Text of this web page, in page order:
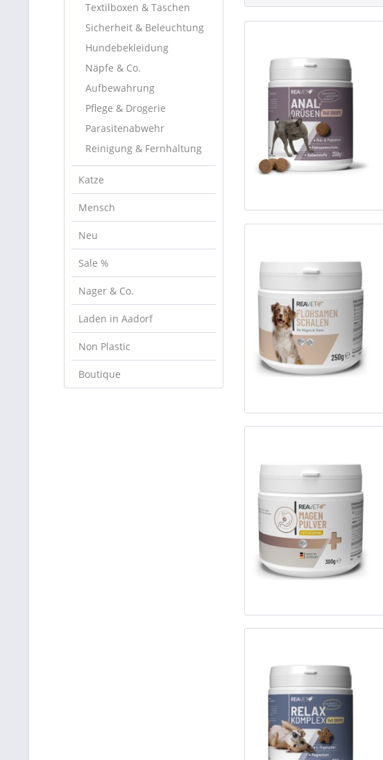
Textilboxen & Taschen
Sicherheit & Beleuchtung
Hundebekleidung
Näpfe & Co.
Aufbewahrung
Pflege & Drogerie
Parasitenabwehr
Reinigung & Fernhaltung
Katze
Mensch
Neu
Sale %
Nager & Co.
Laden in Aadorf
Non Plastic
Boutique